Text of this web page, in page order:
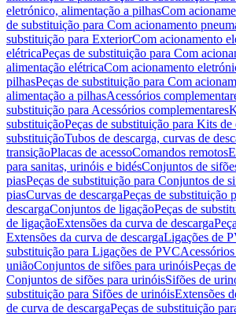
eletrónico, alimentação a pilhasCom
de substituição para Com acionamento
substituição para ExteriorCom acionamento
elétricaPeças de substituição para Com
alimentação elétricaCom acionamento
pilhasPeças de substituição para Com
alimentação a pilhasAcessórios
substituição para Acessórios complementares
substituiçãoPeças de substituição para Kits de
substituiçãoTubos de descarga, curvas de
transiçãoPlacas de acessoComandos remotos
para sanitas, urinóis e bidésConjuntos de
piasPeças de substituição para Conjuntos de
piasCurvas de descargaPeças de substituição
descargaConjuntos de ligaçãoPeças de
de ligaçãoExtensões da curva de descarga
Extensões da curva de descargaLigações de
substituição para Ligações de PVC
uniãoConjuntos de sifões para urinóisPeças
Conjuntos de sifões para urinóisSifões de
substituição para Sifões de urinóisExtensões
de curva de descargaPeças de substituição